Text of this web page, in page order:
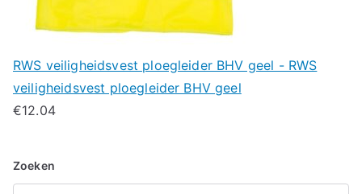
RWS veiligheidsvest ploegleider BHV geel - RWS
veiligheidsvest ploegleider BHV geel
€12.04
Zoeken